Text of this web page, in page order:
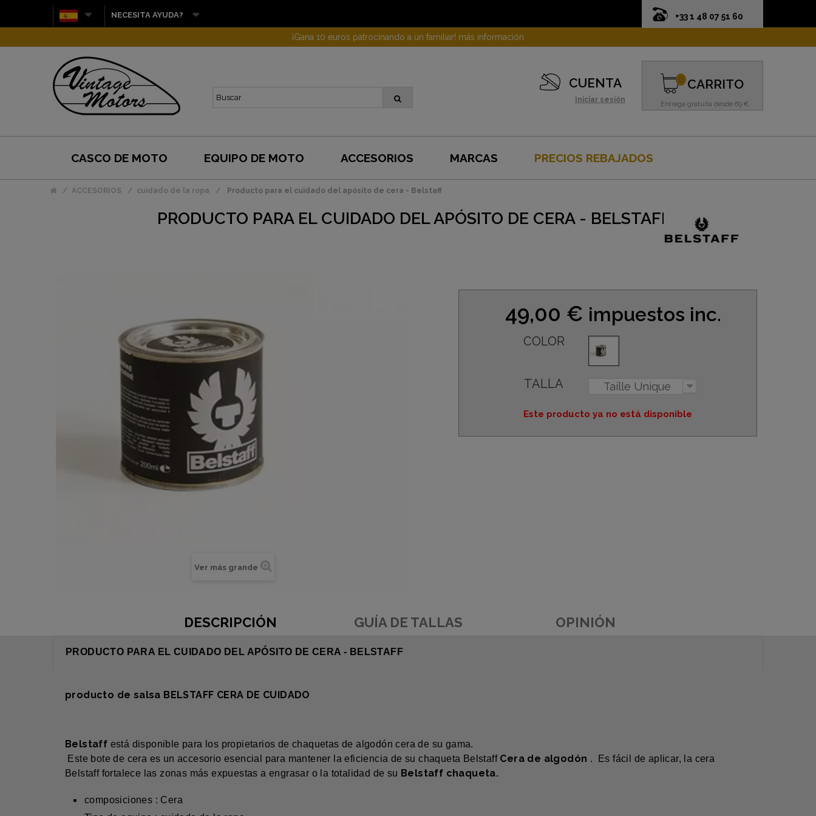
+33 1 48 07 51 60
NECESITA AYUDA?
¡Gana 10 euros patrocinando a un familiar! más información
CUENTA
Iniciar sesión
CARRITO
Entrega gratuita desde 69 €.
0
CASCO DE MOTO EQUIPO DE MOTO ACCESORIOS MARCAS PRECIOS REBAJADOS
ACCESORIOS cuidado de la ropa Producto para el cuidado del apósito de cera - Belstaff
PRODUCTO PARA EL CUIDADO DEL APÓSITO DE CERA - BELSTAFF
Ver más grande
49,00 € impuestos inc.
COLOR
TALLA Taille Unique
Este producto ya no está disponible
DESCRIPCIÓN GUÍA DE TALLAS OPINIÓN
PRODUCTO PARA EL CUIDADO DEL APÓSITO DE CERA - BELSTAFF
producto de salsa BELSTAFF CERA DE CUIDADO
Belstaff está disponible para los propietarios de chaquetas de algodón cera de su gama.
Este bote de cera es un accesorio esencial para mantener la eficiencia de su chaqueta Belstaff Cera de algodón . Es fácil de aplicar, la cera
Belstaff fortalece las zonas más expuestas a engrasar o la totalidad de su Belstaff chaqueta.
composiciones : Cera